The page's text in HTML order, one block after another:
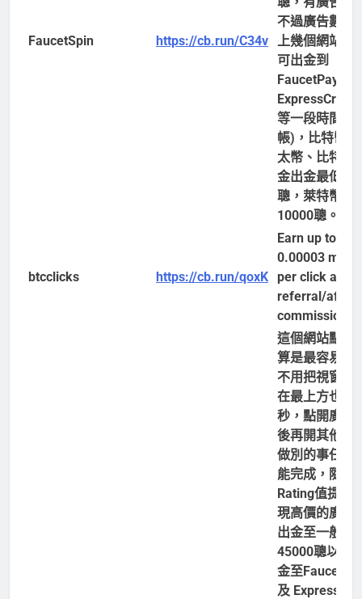
FaucetSpin https://cb.run/C34v
不過廣告數比
上幾個網站少
可出金到
FaucetPay、
等一段時間入
帳)，比特幣
太幣、比特幣
金出金最低
聰，萊特幣最
10000聰。
btcclicks https://cb.run/qoxK
Earn up to
0.00003
per click and
referral/
commission!
這個網站點廣
算是最容易的
不用把視窗保
在最上方也能
秒，點開廣告
後再開其他視
做別的事任務
能完成，隨著
Rating值提升
現高價的廣告
出金至一般錢
45000聰以上
金至
及